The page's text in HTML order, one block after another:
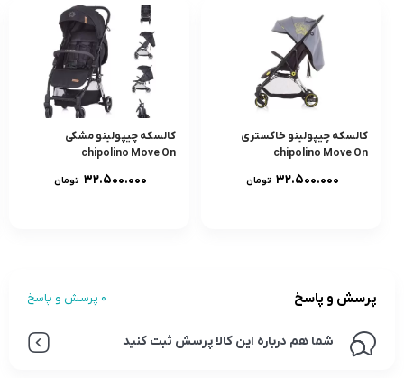
کالسکه چیپولینو خاکستری
chipolino Move On
۳۲.۵۰۰.۰۰۰ تومان
کالسکه چیپولینو مشکی
chipolino Move On
۳۲.۵۰۰.۰۰۰ تومان
پرسش و پاسخ 0 پرسش و پاسخ
شما هم درباره این کالا پرسش ثبت کنید